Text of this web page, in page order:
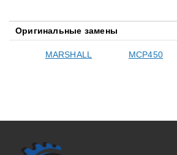
Оригинальные замены
MARSHALL MCP450